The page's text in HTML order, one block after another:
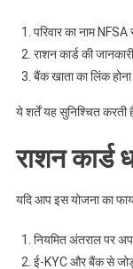
परिवार का नाम
राशन कार्ड की
बैंक खाता का लिंक होना
ये शर्तें यह सुनिश्चित करती
राशन कार्ड
यदि आप इस योजना का
नियमित अंतराल पर
ई-KYC और बैंक से